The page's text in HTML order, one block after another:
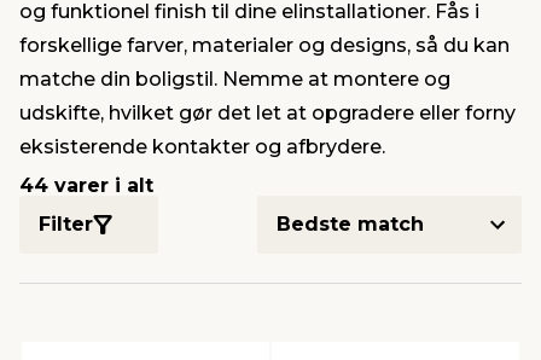
brædder
& opbevaring
& persienner
& ventilation
kloak
Home
& fugemasse
& spande
underholdning
og funktionel finish til dine elinstallationer. Fås i
forskellige farver, materialer og designs, så du kan
matche din boligstil. Nemme at montere og
udskifte, hvilket gør det let at opgradere eller forny
eksisterende kontakter og afbrydere.
44 varer i alt
Filter